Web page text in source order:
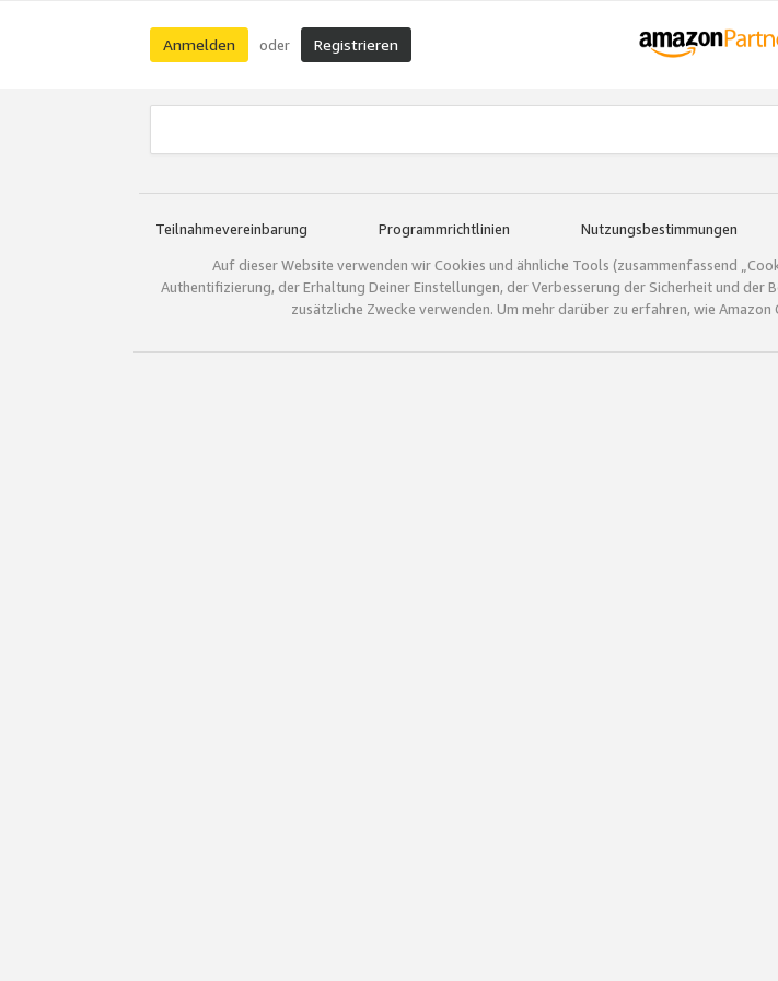
Anmelden oder Registrieren
Teilnahmevereinbarung Programmrichtlinien Nutzungsbestimmungen
Auf dieser Website verwenden wir Cookies und ähnliche Tools (zusammenfassend
Authentifizierung, der Erhaltung Deiner Einstellungen, der Verbesserung der Sicherheit und
zusätzliche Zwecke verwenden. Um mehr darüber zu erfahren, wie